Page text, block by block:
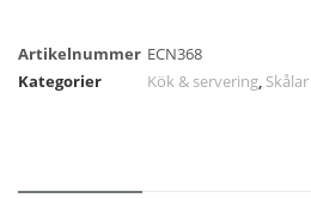
Artikelnummer ECN368
Kategorier
Kök & servering, Skålar